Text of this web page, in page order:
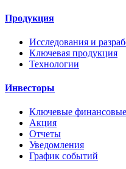
Продукция
Исследования и
Ключевая продукция
Технологии
Инвесторы
Ключевые
Акция
Отчеты
Уведомления
График событий